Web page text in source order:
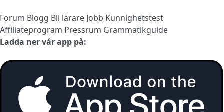
Forum Blogg Bli lärare Jobb Kunnighetstest
Affiliateprogram Pressrum Grammatikguide
Ladda ner vår app på: